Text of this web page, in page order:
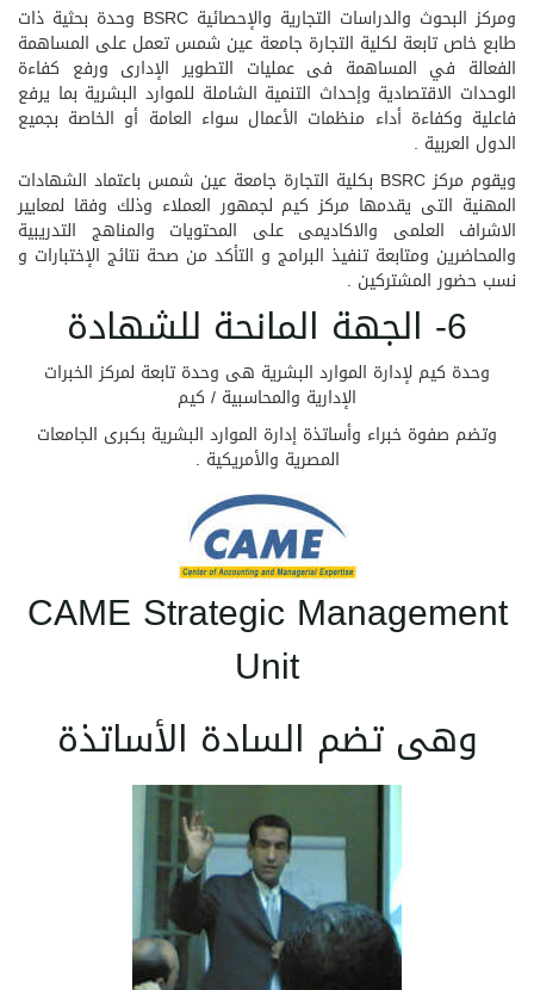
ومركز البحوث والدراسات التجارية والإحصائية BSRC وحدة بحثية ذات
طابع خاص تابعة لكلية التجارة جامعة عين شمس تعمل على المساهمة
الفعالة في المساهمة فى عمليات التطوير الإدارى ورفع كفاءة
الوحدات الاقتصادية وإحداث التنمية الشاملة للموارد البشرية بما يرفع
فاعلية وكفاءة أداء منظمات الأعمال سواء العامة أو الخاصة بجميع
الدول العربية .
ويقوم مركز BSRC بكلية التجارة جامعة عين شمس باعتماد الشهادات
المهنية التى يقدمها مركز كيم لجمهور العملاء وذلك وفقا لمعايير
الاشراف العلمى والاكاديمى على المحتويات والمناهج التدريبية
والمحاضرين ومتابعة تنفيذ البرامج و التأكد من صحة نتائج الإختبارات و
نسب حضور المشتركين .
6- الجهة المانحة للشهادة
وحدة كيم لإدارة الموارد البشرية هى وحدة تابعة لمركز الخبرات
الإدارية والمحاسبية / كيم
وتضم صفوة خبراء وأساتذة إدارة الموارد البشرية بكبرى الجامعات
المصرية والأمريكية .
CAME Strategic Management
Unit
وهى تضم السادة الأساتذة